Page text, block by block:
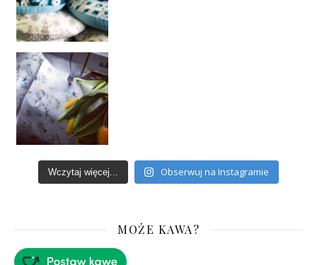
Wczytaj więcej... Obserwuj na Instagramie
MOŻE KAWA?